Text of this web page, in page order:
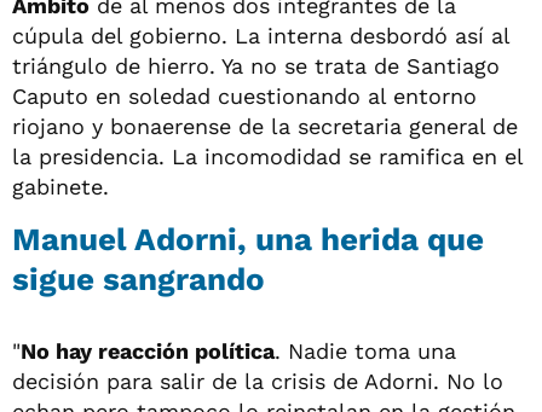
cúpula del gobierno. La interna desbordó así al
triángulo de hierro. Ya no se trata de Santiago
Caputo en soledad cuestionando al entorno
riojano y bonaerense de la secretaria general de
la presidencia. La incomodidad se ramifica en el
gabinete.
Manuel Adorni, una herida que
sigue sangrando
"No hay reacción política. Nadie toma una
decisión para salir de la crisis de Adorni. No lo